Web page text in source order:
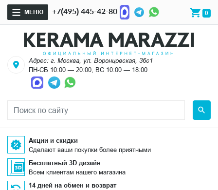
МЕНЮ +7(495) 445-42-80 0
Адрес: г. Москва, ул. Воронцовская, 36с1
ПН-СБ 10:00 — 20:00, ВС 10:00 — 18:00
Акции и скидки
Сделают ваши покупки более приятными
Бесплатный 3D дизайн
Всем клиентам нашего магазина
14 дней на обмен и возврат